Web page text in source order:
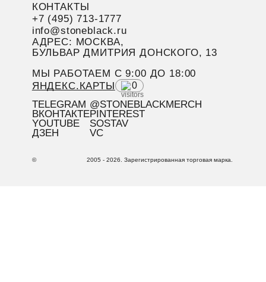
КОНТАКТЫ
+7 (495) 713-1777
info@stoneblack.ru
АДРЕС: МОСКВА,
БУЛЬВАР ДМИТРИЯ ДОНСКОГО, 13
МЫ РАБОТАЕМ C 9:00 ДО 18:00
ЯНДЕКС.КАРТЫ
0
TELEGRAM
ВКОНТАКТЕ
YOUTUBE
ДЗЕН
@STONEBLACKMERCH
PINTEREST
SOSTAV
VC
© 2005 - 2026. Зарегистрированная торговая марка.